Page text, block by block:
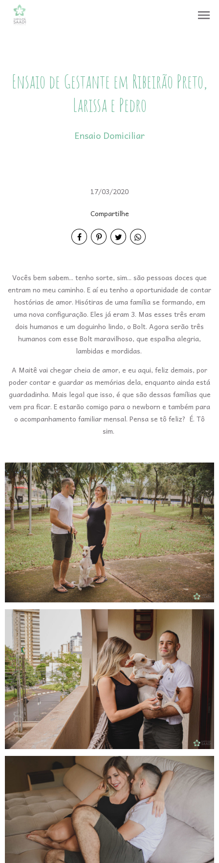
menu
Ensaio de Gestante em Ribeirão Preto,
Larissa e Pedro
Ensaio Domiciliar
17/03/2020
Compartilhe
Vocês bem sabem... tenho sorte, sim... são pessoas doces que
entram no meu caminho. E aí eu tenho a oportunidade de contar
hostórias de amor. Hisótiras de uma família se formando, em
uma nova configuração. Eles já eram 3. Mas esses três eram
dois humanos e um doguinho lindo, o Bolt. Agora serão três
humanos com esse Bolt maravilhoso, que espalha alegria,
lambidas e mordidas.
A Maitê vai chegar cheia de amor, e eu aqui, feliz demais, por
poder contar e guardar as memórias dela, enquanto ainda está
guardadinha. Mais legal que isso, é que são dessas famílias que
vem pra ficar. E estarão comigo para o newborn e também para
o acompanhamento familiar mensal. Pensa se tô feliz? É. Tô
sim.